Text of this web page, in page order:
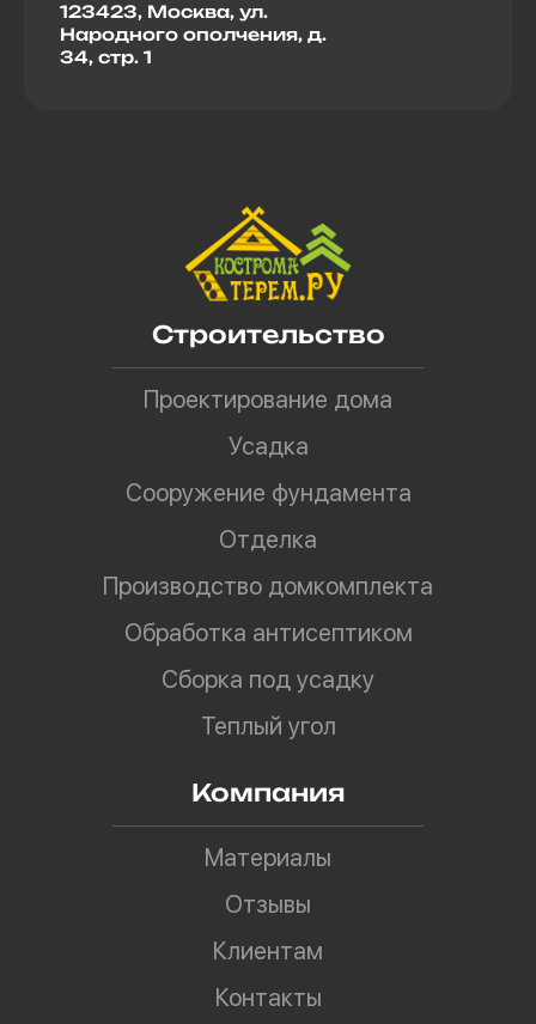
123423, Москва, ул.
Народного ополчения, д.
34, стр. 1
Строительство
Проектирование дома
Усадка
Сооружение фундамента
Отделка
Производство домкомплекта
Обработка антисептиком
Сборка под усадку
Теплый угол
Компания
Материалы
Отзывы
Клиентам
Контакты